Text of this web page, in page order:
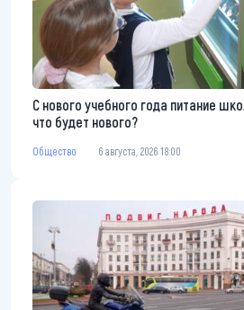
С нового учебного года питание
что будет нового?
Общество 6 августа, 2026 18:00